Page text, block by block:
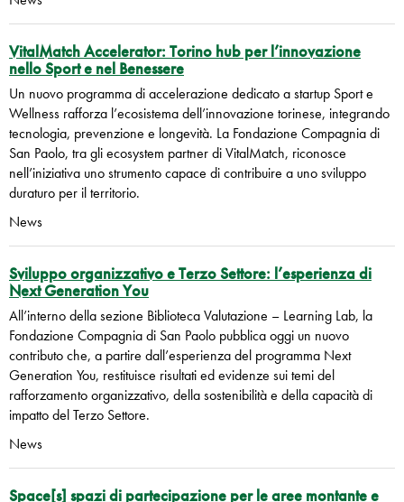
VitalMatch Accelerator: Torino hub per l’innovazione
nello Sport e nel Benessere
Un nuovo programma di accelerazione dedicato a startup Sport e
Wellness rafforza l’ecosistema dell’innovazione torinese, integrando
tecnologia, prevenzione e longevità. La Fondazione Compagnia di
San Paolo, tra gli ecosystem partner di VitalMatch, riconosce
nell’iniziativa uno strumento capace di contribuire a uno sviluppo
duraturo per il territorio.
News
Sviluppo organizzativo e Terzo Settore: l’esperienza di
Next Generation You
All’interno della sezione Biblioteca Valutazione – Learning Lab, la
Fondazione Compagnia di San Paolo pubblica oggi un nuovo
contributo che, a partire dall’esperienza del programma Next
Generation You, restituisce risultati ed evidenze sui temi del
rafforzamento organizzativo, della sostenibilità e della capacità di
impatto del Terzo Settore.
News
Space[s] spazi di partecipazione per le aree montante e